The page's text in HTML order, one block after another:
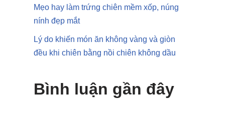
Mẹo hay làm trứng chiên mềm xốp, núng
nính đẹp mắt
Lý do khiến món ăn không vàng và giòn
đều khi chiên bằng nồi chiên không dầu
Bình luận gần đây